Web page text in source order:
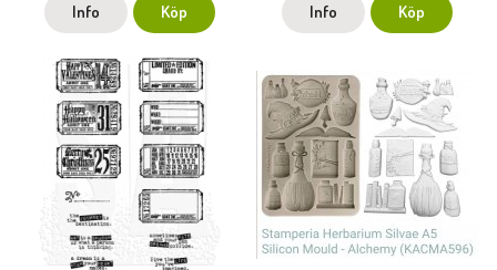
Info Köp Info Köp